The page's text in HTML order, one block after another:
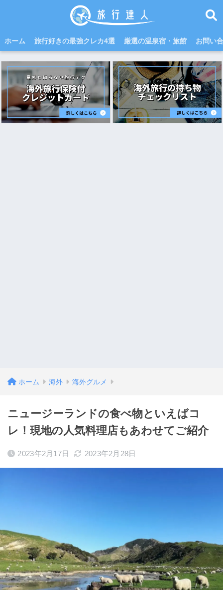
ホーム 旅行好きの最強クレカ4選 厳選の温泉宿・旅館 お問い
ホーム 海外 海外グルメ
ニュージーランドの食べ物といえばコ
レ！現地の人気料理店もあわせてご紹介
2023年2月17日 2023年2月28日